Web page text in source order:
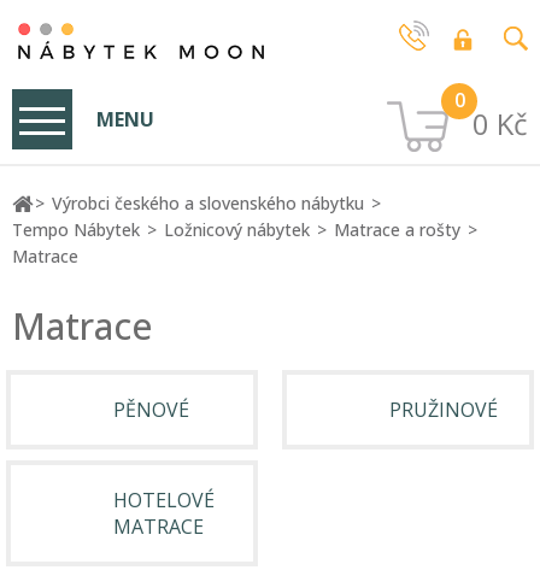
0
0 Kč
MENU
Výrobci českého a slovenského nábytku
Tempo Nábytek
Ložnicový nábytek
Matrace a rošty
Matrace
Matrace
PĚNOVÉ PRUŽINOVÉ
HOTELOVÉ
MATRACE